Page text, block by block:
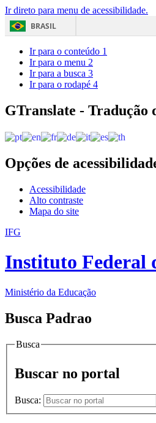
Ir direto para menu de acessibilidade.
BRASIL
Ir para o conteúdo 1
Ir para o menu 2
Ir para a busca 3
Ir para o rodapé 4
GTranslate - Tradução
Opções de
Acessibilidade
Alto contraste
Mapa do site
IFG
Instituto Federal
Ministério da Educação
Busca Padrao
Busca
Buscar no portal
Busca: